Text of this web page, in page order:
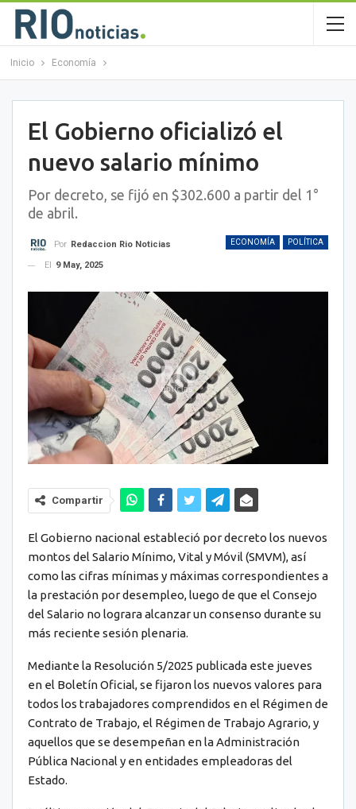
Inicio Economía
El Gobierno oficializó el
nuevo salario mínimo
Por decreto, se fijó en $302.600 a partir del 1°
de abril.
ECONOMÍA POLÍTICA
Por Redaccion Rio Noticias
El
9 May, 2025
Compartir
El Gobierno nacional estableció por decreto los nuevos
montos del Salario Mínimo, Vital y Móvil (SMVM), así
como las cifras mínimas y máximas correspondientes a
la prestación por desempleo, luego de que el Consejo
del Salario no lograra alcanzar un consenso durante su
más reciente sesión plenaria.
Mediante la Resolución 5/2025 publicada este jueves
en el Boletín Oficial, se fijaron los nuevos valores para
todos los trabajadores comprendidos en el Régimen de
Contrato de Trabajo, el Régimen de Trabajo Agrario, y
aquellos que se desempeñan en la Administración
Pública Nacional y en entidades empleadoras del
Estado.